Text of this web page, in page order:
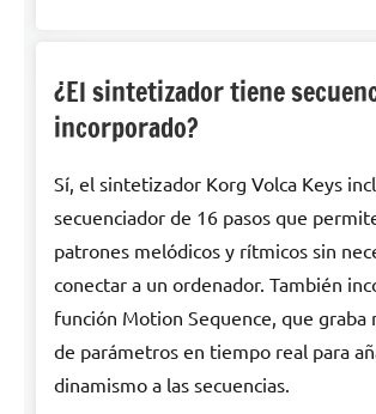
¿El sintetizador tiene
incorporado?
Sí, el sintetizador Korg Volca Keys
secuenciador de 16 pasos que
patrones melódicos y rítmicos sin
conectar a un ordenador. También
función Motion Sequence, que graba
de parámetros en tiempo real para
dinamismo a las secuencias.